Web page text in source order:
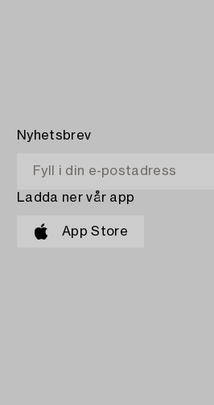
Nyhetsbrev
Ladda ner vår app
App Store